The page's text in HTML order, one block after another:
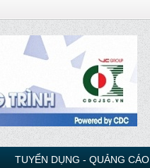
TUYỂN DỤNG - QUẢNG CÁO